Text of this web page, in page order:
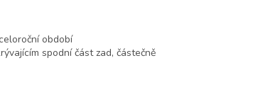
období
spodní část zad, částečně